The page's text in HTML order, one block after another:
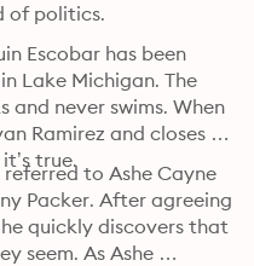
of politics.
Escobar has been
Lake Michigan. The
and never swims. When
Ramirez and closes
true.
to Ashe Cayne
Packer. After agreeing
quickly discovers that
seem. As Ashe